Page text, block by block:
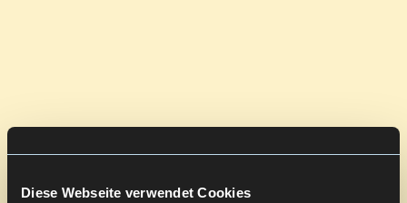
Diese Webseite verwendet Cookies